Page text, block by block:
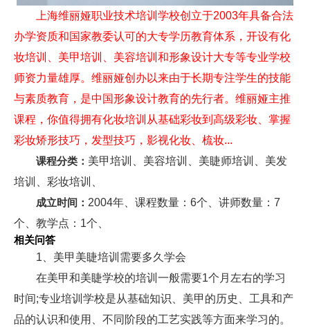
上海维丽娅职业技术培训学校创立于2003年具备合法
办学资质和国家教委认可的大专学历教育体系，开设有化
妆培训、美甲培训、美容培训和形象设计大专等专业学校
师资力量雄厚。维丽娅创办以来由于长期专注学生的技能
与素质教育，是中国形象设计教育的先行者。维丽娅主推
课程，你值得拥有化妆培训从基础彩妆到高级彩妆、掌握
彩妆矫形技巧，发型技巧，影视化妆、梳妆...
课程分类： 美甲培训、美容培训、美睫师培训、美发
培训、彩妆培训、
成立时间： 2004年、课程数量：6个、讲师数量：7
个、教学点：1个、
相关问答
1、美甲美睫培训需要多久学会
在美甲和美睫学校的培训一般需要1个月左右的学习
时间;专业培训学校是从基础知识、美甲的历史、工具和产
品的认识和使用、不同阶段的工艺实践等方面来学习的。